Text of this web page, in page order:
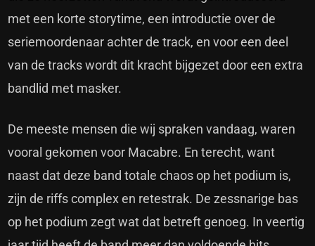
met een korte storytime, een introductie over de
seriemoordenaar achter de track, en voor een deel
van de tracks wordt dit kracht bijgezet door een extra
bandlid met masker.
De meeste mensen die wij spraken vandaag, waren
vooral gekomen voor Macabre. En terecht, want
naast dat deze band totale chaos op het podium is,
zijn de riffs complex en retestrak. De zessnarige bas
op het podium zegt wat dat betreft genoeg. In veertig